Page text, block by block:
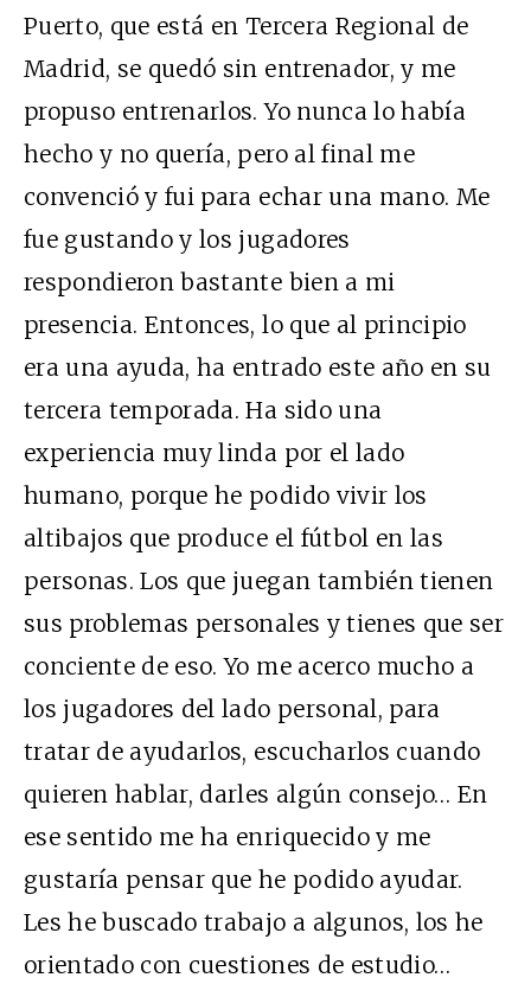
Puerto, que está en Tercera Regional de
Madrid, se quedó sin entrenador, y me
propuso entrenarlos. Yo nunca lo había
hecho y no quería, pero al final me
convenció y fui para echar una mano. Me
fue gustando y los jugadores
respondieron bastante bien a mi
presencia. Entonces, lo que al principio
era una ayuda, ha entrado este año en su
tercera temporada. Ha sido una
experiencia muy linda por el lado
humano, porque he podido vivir los
altibajos que produce el fútbol en las
personas. Los que juegan también tienen
sus problemas personales y tienes que ser
conciente de eso. Yo me acerco mucho a
los jugadores del lado personal, para
tratar de ayudarlos, escucharlos cuando
quieren hablar, darles algún consejo… En
ese sentido me ha enriquecido y me
gustaría pensar que he podido ayudar.
Les he buscado trabajo a algunos, los he
orientado con cuestiones de estudio…